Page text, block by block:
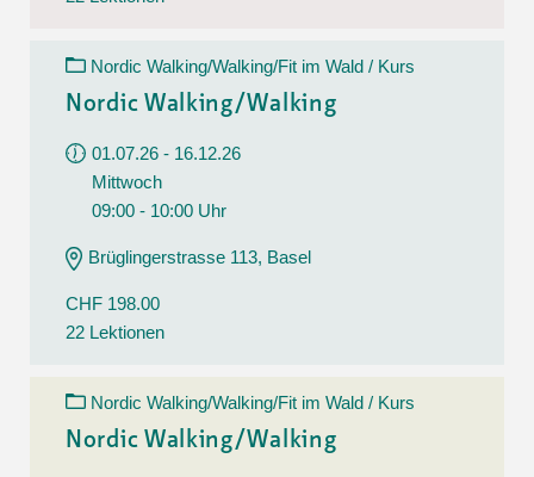
Nordic Walking/Walking/Fit im Wald / Kurs
Nordic Walking/Walking
01.07.26 - 16.12.26
Mittwoch
09:00 - 10:00 Uhr
Brüglingerstrasse 113, Basel
CHF 198.00
22 Lektionen
Nordic Walking/Walking/Fit im Wald / Kurs
Nordic Walking/Walking